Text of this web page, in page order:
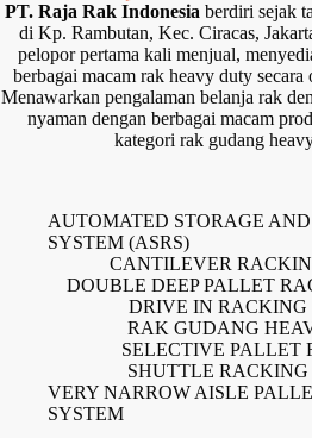
PT. Raja Rak Indonesiaberdiri sejak
di Kp. Rambutan, Kec. Ciracas,
pelopor pertama kali menjual,
berbagai macam rak heavy duty
Menawarkan pengalaman belanja rak
nyaman dengan berbagai macam
kategori rak gudang
AUTOMATED STORAGE
SYSTEM (ASRS)
CANTILEVER
DOUBLE DEEP PALLET
DRIVE IN RACKING
RAK GUDANG
SELECTIVE PALLET
SHUTTLE RACKING
VERY NARROW AISLE
SYSTEM